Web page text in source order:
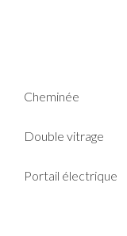
Cheminée
Double vitrage
Portail électrique